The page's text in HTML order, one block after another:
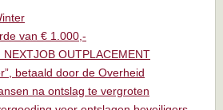
van € 1.000,-
OUTPLACEMENT
betaald door de Overheid
na ontslag te vergroten